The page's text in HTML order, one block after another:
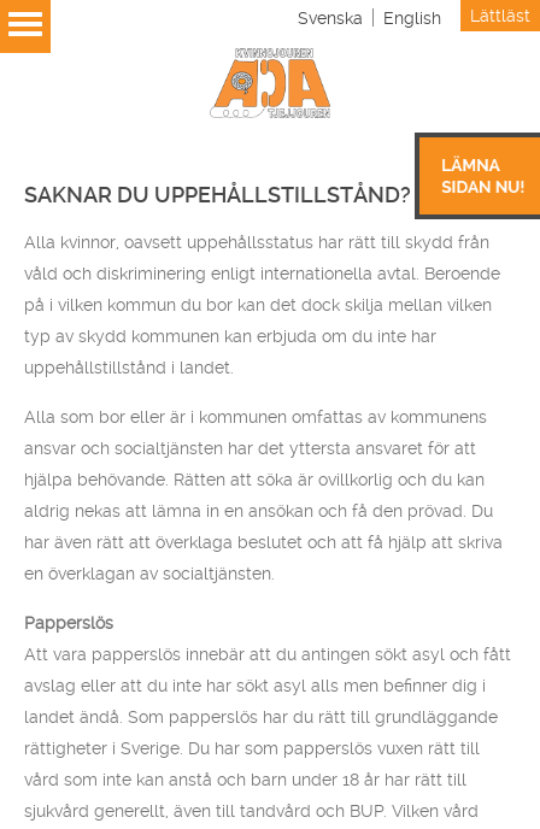
Svenska English Lättläst
SAKNAR DU UPPEHÅLLSTILLSTÅND?
Alla kvinnor, oavsett uppehållsstatus har rätt till skydd från
våld och diskriminering enligt internationella avtal. Beroende
på i vilken kommun du bor kan det dock skilja mellan vilken
typ av skydd kommunen kan erbjuda om du inte har
uppehållstillstånd i landet.
Alla som bor eller är i kommunen omfattas av kommunens
ansvar och socialtjänsten har det yttersta ansvaret för att
hjälpa behövande. Rätten att söka är ovillkorlig och du kan
aldrig nekas att lämna in en ansökan och få den prövad. Du
har även rätt att överklaga beslutet och att få hjälp att skriva
en överklagan av socialtjänsten.
Papperslös
Att vara papperslös innebär att du antingen sökt asyl och fått
avslag eller att du inte har sökt asyl alls men befinner dig i
landet ändå. Som papperslös har du rätt till grundläggande
rättigheter i Sverige. Du har som papperslös vuxen rätt till
vård som inte kan anstå och barn under 18 år har rätt till
sjukvård generellt, även till tandvård och BUP. Vilken vård